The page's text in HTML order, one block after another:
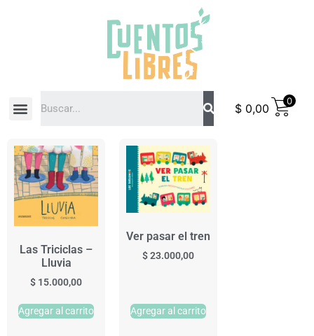
$0,00
0
Las Triciclas –
Lluvia
$ 15.000,00
Agregar al carrito
Ver pasar el tren
$23.000,00
Agregar al carrito